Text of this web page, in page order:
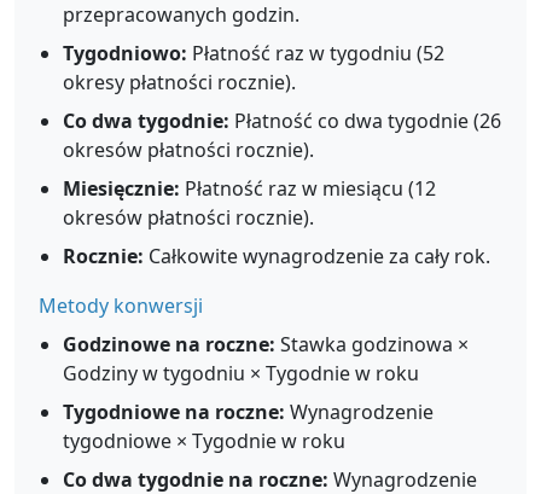
przepracowanych godzin.
Tygodniowo: Płatność raz w tygodniu (52
okresy płatności rocznie).
Co dwa tygodnie: Płatność co dwa tygodnie (26
okresów płatności rocznie).
Miesięcznie: Płatność raz w miesiącu (12
okresów płatności rocznie).
Rocznie: Całkowite wynagrodzenie za cały rok.
Metody konwersji
Godzinowe na roczne: Stawka godzinowa ×
Godziny w tygodniu × Tygodnie w roku
Tygodniowe na roczne: Wynagrodzenie
tygodniowe × Tygodnie w roku
Co dwa tygodnie na roczne: Wynagrodzenie